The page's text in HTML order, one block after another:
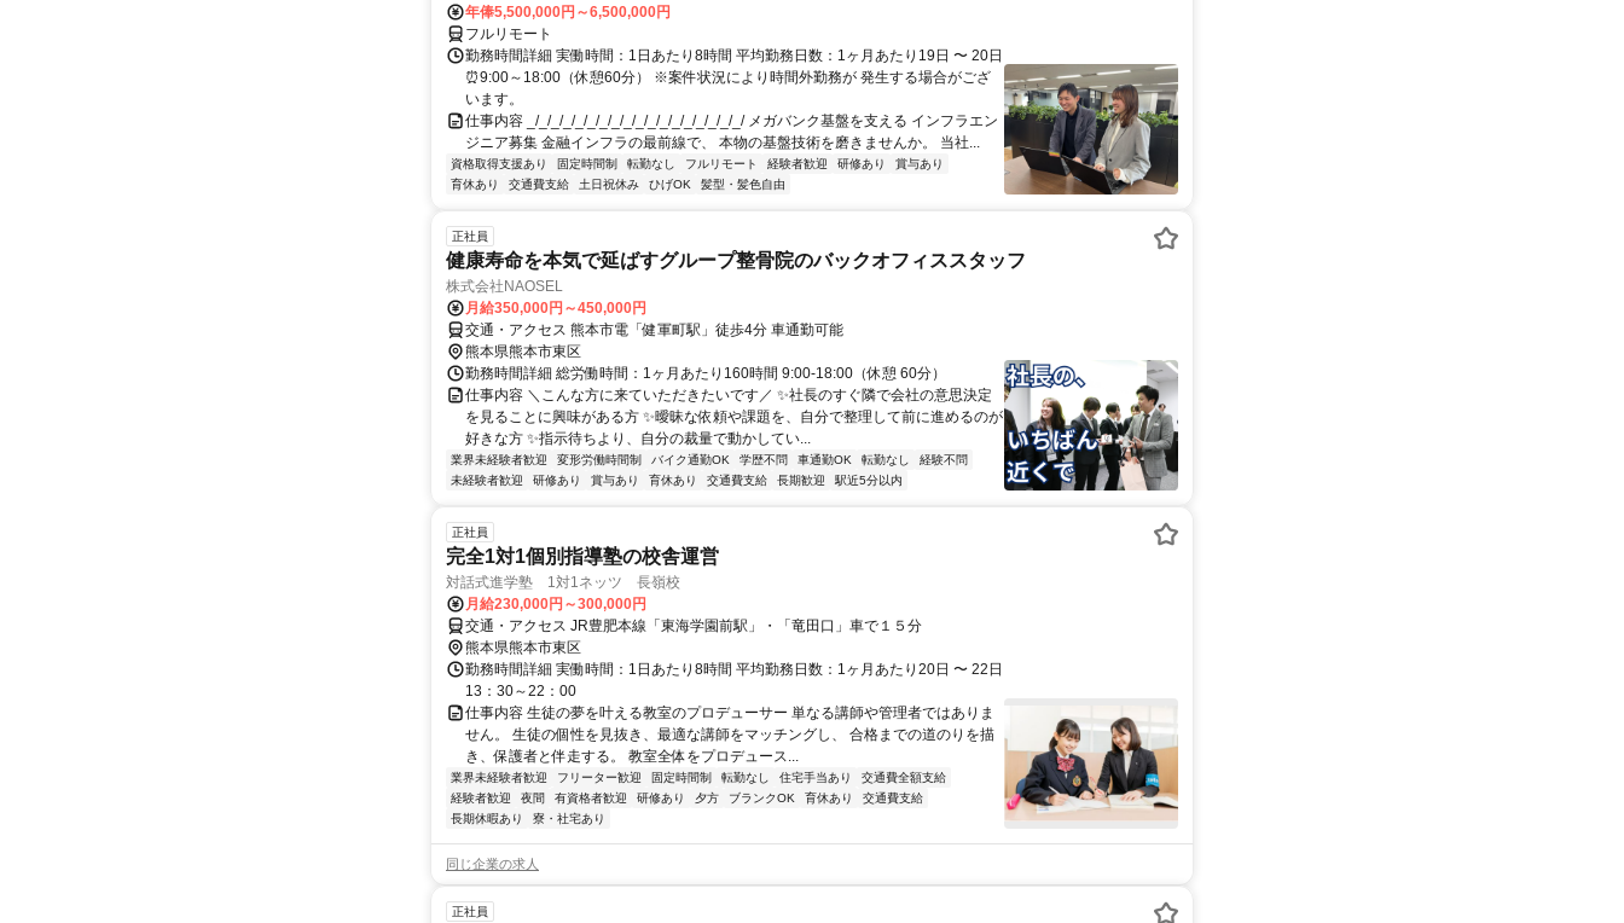
年俸5,500,000円～6,500,000円
フルリモート
勤務時間詳細 実働時間：1日あたり8時間 平均勤務日数：1ヶ月あたり19日 〜 20日
⏰9:00～18:00（休憩60分） ※案件状況により時間外勤務が 発生する場合がござ
います。
仕事内容 _/_/_/_/_/_/_/_/_/_/_/_/_/_/_/_/_/_/ メガバンク基盤を支える インフラエン
ジニア募集 金融インフラの最前線で、 本物の基盤技術を磨きませんか。 当社...
資格取得支援あり 固定時間制 転勤なし フルリモート 経験者歓迎 研修あり
賞与あり
育休あり
交通費支給 土日祝休み ひげOK 髪型・髪色自由
正社員
健康寿命を本気で延ばすグループ整骨院のバックオフィススタッフ
株式会社NAOSEL
月給350,000円～450,000円
交通・アクセス 熊本市電「健軍町駅」徒歩4分 車通勤可能
熊本県熊本市東区
勤務時間詳細 総労働時間：1ヶ月あたり160時間 9:00-18:00（休憩 60分）
仕事内容 ＼こんな方に来ていただきたいです／ ✨社長のすぐ隣で会社の意思決定
を見ることに興味がある方 ✨曖昧な依頼や課題を、自分で整理して前に進めるのが
好きな方 ✨指示待ちより、自分の裁量で動かしてい...
業界未経験者歓迎 変形労働時間制 バイク通勤OK 学歴不問 車通勤OK 転勤なし
経験不問
未経験者歓迎
研修あり 賞与あり 育休あり 交通費支給 長期歓迎 駅近5分以内
正社員
完全1対1個別指導塾の校舎運営
対話式進学塾 1対1ネッツ 長嶺校
月給230,000円～300,000円
交通・アクセス JR豊肥本線「東海学園前駅」・「竜田口」車で１５分
熊本県熊本市東区
勤務時間詳細 実働時間：1日あたり8時間 平均勤務日数：1ヶ月あたり20日 〜 22日
13：30～22：00
仕事内容 生徒の夢を叶える教室のプロデューサー 単なる講師や管理者ではありま
せん。 生徒の個性を見抜き、最適な講師をマッチングし、 合格までの道のりを描
き、保護者と伴走する。 教室全体をプロデュース...
業界未経験者歓迎 フリーター歓迎 固定時間制 転勤なし 住宅手当あり
交通費全額支給
経験者歓迎
夜間 有資格者歓迎 研修あり 夕方 ブランクOK 育休あり
交通費支給
長期休暇あり
寮・社宅あり
同じ企業の求人
正社員